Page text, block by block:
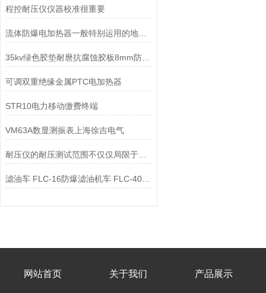
程控耐压仪仪器校准很重要
流体防爆电加热器一般特别运用的地方有哪些
35kv绿色胶垫耐麿抗腐蚀胶板8mm防滑绝缘垫
可调双重绝缘金属PTC电加热器
STR10电力移动缴费终端
VM63A数显测振表上海徐吉电气
耐压仪的耐压测试范围不仅仅局限于电器装置了
滤油车 FLC-16防爆滤油机车 FLC-40防爆滤油机车
网站首页 关于我们 产品展示